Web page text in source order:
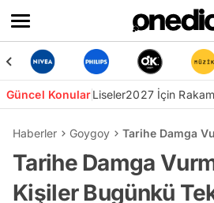
Güncel KonularLiseler2027 İçin
Haberler Goygoy Tarihe Damga
Tarihe Damga
Kişiler Bugünkü